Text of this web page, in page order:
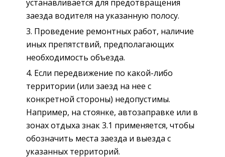
устанавливается для предотвращения
заезда водителя на указанную полосу.
Проведение ремонтных работ, наличие
иных препятствий, предполагающих
необходимость объезда.
Если передвижение по какой-либо
территории (или заезд на нее с
конкретной стороны) недопустимы.
Например, на стоянке, автозаправке или в
зонах отдыха знак 3.1 применяется, чтобы
обозначить места заезда и выезда с
указанных территорий.